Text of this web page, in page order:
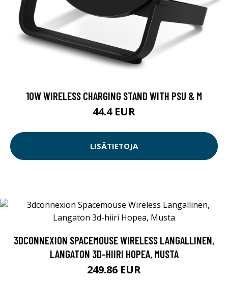
10W WIRELESS CHARGING STAND WITH PSU & M
44.4 EUR
LISÄTIETOJA
3DCONNEXION SPACEMOUSE WIRELESS LANGALLINEN,
LANGATON 3D-HIIRI HOPEA, MUSTA
249.86 EUR